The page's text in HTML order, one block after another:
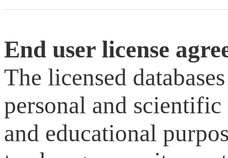
End user license
The licensed
personal and scientific
and educational